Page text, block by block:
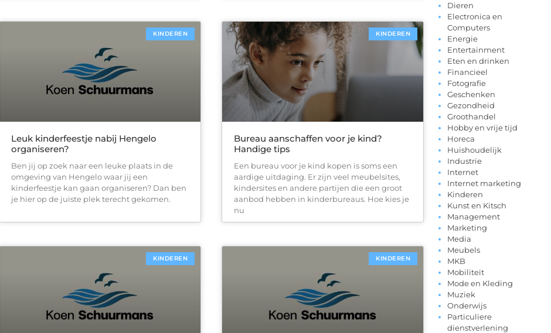
KINDEREN
Leuk kinderfeestje nabij Hengelo
organiseren?
Ben jij op zoek naar een leuke plaats in de
omgeving van Hengelo waar jij een
kinderfeestje kan gaan organiseren? Dan ben
je hier op de juiste plek terecht gekomen.
KINDEREN
Bureau aanschaffen voor je kind?
Handige tips
Een bureau voor je kind kopen is soms een
aardige uitdaging. Er zijn veel meubelsites,
kindersites en andere partijen die een groot
aanbod hebben in kinderbureaus. Hoe kies je
nu
KINDEREN KINDEREN
Dieren
Electronica en
Computers
Energie
Entertainment
Eten en drinken
Financieel
Fotografie
Geschenken
Gezondheid
Groothandel
Hobby en vrije tijd
Horeca
Huishoudelijk
Industrie
Internet
Internet marketing
Kinderen
Kunst en Kitsch
Management
Marketing
Media
Meubels
MKB
Mobiliteit
Mode en Kleding
Muziek
Onderwijs
Particuliere
dienstverlening